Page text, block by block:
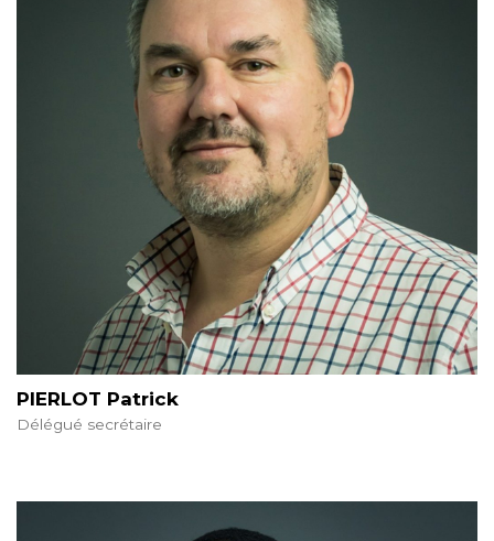
PIERLOT Patrick
Délégué secrétaire